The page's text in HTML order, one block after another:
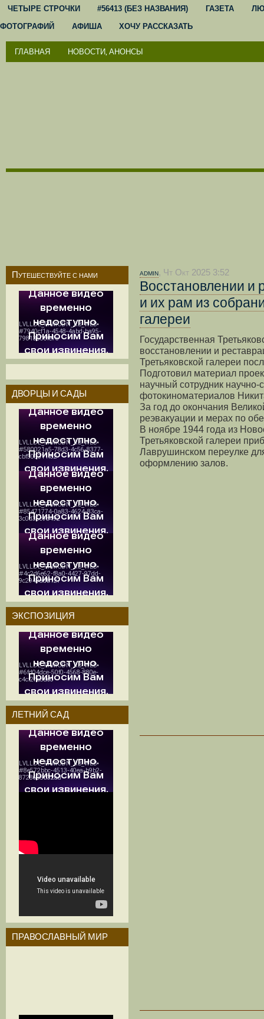
ЧЕТЫРЕ СТРОЧКИ #56413 (БЕЗ НАЗВАНИЯ) ГАЗЕТА
ФОТОГРАФИЙ
АФИША ХОЧУ РАССКАЗАТЬ
ГЛАВНАЯ НОВОСТИ, АНОНСЫ
admin, Чт Окт 2025 3:52
Восстановлении и
и их рам из
галереи
Государственная
восстановлении и
Третьяковской галереи
Подготовил материал
научный сотрудник научно-
фотокиноматериалов
За год до окончания
реэвакуации и мерах по
В ноябре 1944 года из
Третьяковской галереи
Лаврушинском переулке
оформлению залов.
Путешествуйте с нами
ДВОРЦЫ И САДЫ
ЭКСПОЗИЦИЯ
ЛЕТНИЙ САД
ПРАВОСЛАВНЫЙ МИР